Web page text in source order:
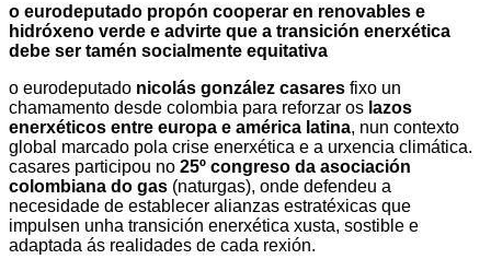
o eurodeputado propón cooperar en renovables e
hidróxeno verde e advirte que a transición enerxética
debe ser tamén socialmente equitativa
o eurodeputado nicolás gonzález casares fixo un
chamamento desde colombia para reforzar os lazos
enerxéticos entre europa e américa latina, nun contexto
global marcado pola crise enerxética e a urxencia climática.
casares participou no 25º congreso da asociación
colombiana do gas (naturgas), onde defendeu a
necesidade de establecer alianzas estratéxicas que
impulsen unha transición enerxética xusta, sostible e
adaptada ás realidades de cada rexión.